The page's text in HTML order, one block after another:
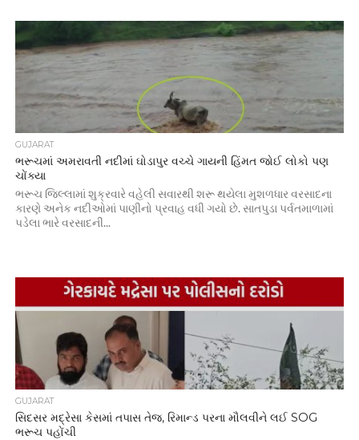
GUJARAT
ભરૂચમાં અમરાવતી નદીમાં ઘોડાપુર વચ્ચે ગાયની હિંમત જોઈ લોકો પણ
ચોંક્યા
ભરૂચ જિલ્લામાં શુક્રવારે વહેલી સવારથી શરૂ થયેલા મુશળધાર વરસાદના
કારણે અનેક નદીઓમાં પાણીનો પ્રવાહ વધી ગયો છે. સાતપુડા પર્વતમાળામાં
પડેલા ભારે વરસાદની...
GUJARAT
સિદસર મદ્રેસા કેસમાં તપાસ તેજ, રિમાન્ડ પરના મૌલવીને લઈ SOG
ભરૂચ પહોંચી